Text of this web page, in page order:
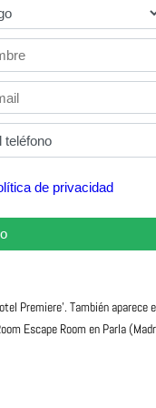
de privacidad